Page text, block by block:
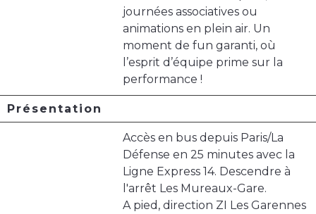
journées associatives ou
animations en plein air. Un
moment de fun garanti, où
l’esprit d’équipe prime sur la
performance !
Présentation
Accès en bus depuis Paris/La
Défense en 25 minutes avec la
Ligne Express 14. Descendre à
l'arrêt Les Mureaux-Gare.
A pied, direction ZI Les Garennes